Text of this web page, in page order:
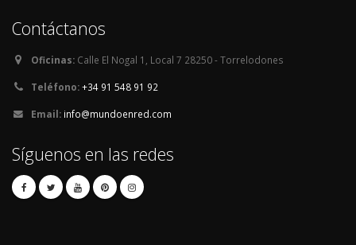
Contáctanos
Oficinas: Calle El Nogal 1, Local 7 28250 - Torrelodones
Teléfono:+34 91 548 91 92
Email: info@mundoenred.com
Síguenos en las redes